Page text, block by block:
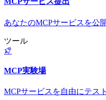
あなたのMCPサービスを公
ツール
MCP実験場
MCPサービスを自由にテス